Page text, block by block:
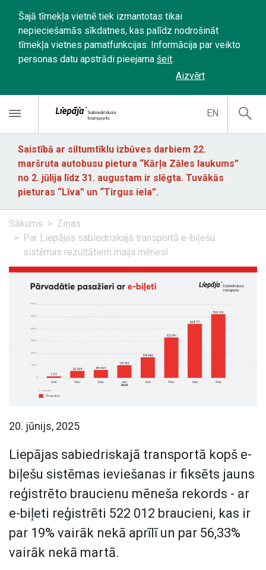
Šajā tīmekļa vietnē tiek izmantotas tikai
nepieciešamās sīkdatnes, kas palīdz nodrošināt
tīmekļa vietnes pamatfunkcijas. Informācija par veikto
personas datu apstrādi pieejama šeit.
Aizvērt
EN
Saistībā ar siltumtīklu izbūves darbiem 22.
maršruta autobusu pietura “Kārļa Zāles laukums”
no 2. jūlija līdz 31. augustam ir slēgta. Tuvākās
pieturas “Līva” un “Tirgus iela”.
Sākums
Ziņas
Par Liepājas sabiedriskajā transportā e-biļešu
sistēmas rezultātiem maija mēnesī
20. jūnijs, 2025
Liepājas sabiedriskajā transportā kopš e-
biļešu sistēmas ieviešanas ir fiksēts jauns
reģistrēto braucienu mēneša rekords - ar
e-biļeti reģistrēti 522 012 braucieni, kas ir
par 19% vairāk nekā aprīlī un par 56,33%
vairāk nekā martā.